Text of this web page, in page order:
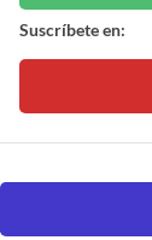
Suscríbete en: